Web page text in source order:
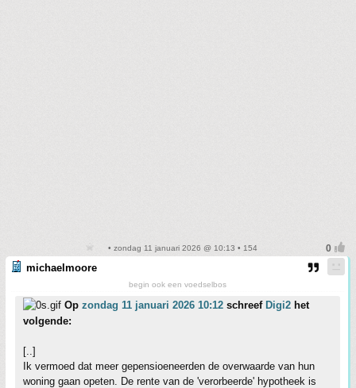
• zondag 11 januari 2026 @ 10:13 • 154
michaelmoore
begin ook een voedselbos
Op zondag 11 januari 2026 10:12 schreef Digi2 het
volgende:
[..]
Ik vermoed dat meer gepensioeneerden de overwaarde van hun
woning gaan opeten. De rente van de 'verorbeerde' hypotheek is